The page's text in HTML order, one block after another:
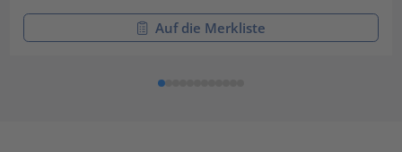
Auf die Merkliste